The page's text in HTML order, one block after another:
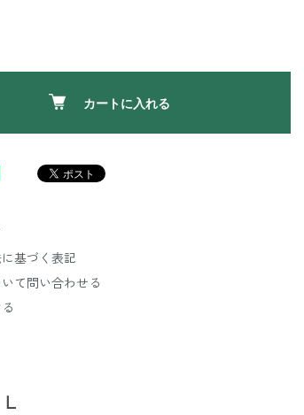
カートに入れる
基づく表記
て問い合わせる